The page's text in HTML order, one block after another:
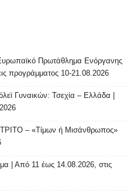
Πρωτάθλημα Ενόργανης
προγράμματος 10-21.08.2026
Γυναικών: Τσεχία – Ελλάδα |
– «Τίμων ή Μισάνθρωπος»
| Από 11 έως 14.08.2026, στις